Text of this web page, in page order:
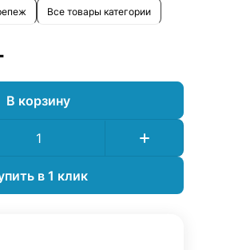
Все товары категории
В корзину
в 1 клик